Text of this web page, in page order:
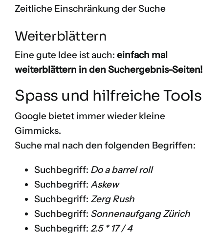
Zeitliche Einschränkung der Suche
Weiterblättern
Eine gute Idee ist auch: einfach mal
weiterblättern in den Suchergebnis-Seiten!
Spass und hilfreiche Tools
Google bietet immer wieder kleine
Gimmicks.
Suche mal nach den folgenden Begriffen:
Suchbegriff: Do a barrel roll
Suchbegriff: Askew
Suchbegriff: Zerg Rush
Suchbegriff: Sonnenaufgang Zürich
Suchbegriff: 2.5 * 17 / 4